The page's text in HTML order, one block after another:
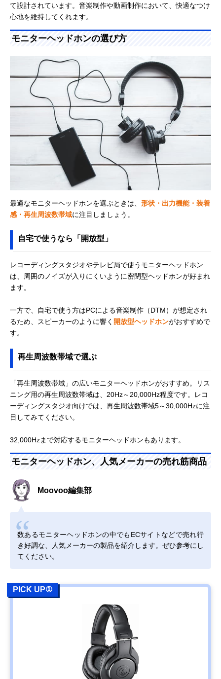
て設計されています。音楽制作や動画制作において、快適なつけ
心地を維持してくれます。
モニターヘッドホンの選び方
最適なモニターヘッドホンを選ぶときは、 形状・出力機能・装着
感・再生周波数帯域に注目しましょう。
自宅で使うなら「開放型」
レコーディングスタジオやテレビ局で使うモニターヘッドホン
は、周囲のノイズが入りにくいように密閉型ヘッドホンが好まれ
ます。
一方で、自宅で使う方はPCによる音楽制作（DTM）が想定され
るため、スピーカーのように響く 開放型ヘッドホンがおすすめで
す。
再生周波数帯域で選ぶ
「再生周波数帯域」の広いモニターヘッドホンがおすすめ。リス
ニング用の再生周波数帯域は、20Hz～20,000Hz程度です。レコ
ーディングスタジオ向けでは、再生周波数帯域5～30,000Hzに注
目してみてください。
32,000Hzまで対応するモニターヘッドホンもあります。
モニターヘッドホン、人気メーカーの売れ筋商品
Moovoo編集部
数あるモニターヘッドホンの中でもECサイトなどで売れ行
き好調な、人気メーカーの製品を紹介します。ぜひ参考にし
てください。
PICK UP①